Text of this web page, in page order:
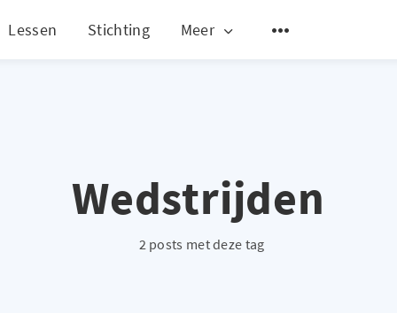
Lessen Stichting Meer
Wedstrijden
2 posts met deze tag